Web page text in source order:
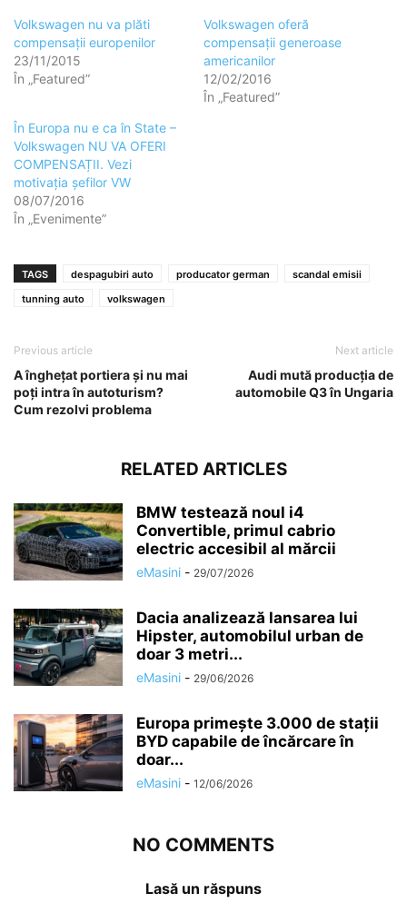
Volkswagen nu va plăti
compensații europenilor
23/11/2015
În „Featured”
Volkswagen oferă
compensații generoase
americanilor
12/02/2016
În „Featured”
În Europa nu e ca în State –
Volkswagen NU VA OFERI
COMPENSAȚII. Vezi
motivația șefilor VW
08/07/2016
În „Evenimente”
TAGS despagubiri auto producator german
scandal emisii
tunning auto
volkswagen
Previous article
A îngheţat portiera şi nu mai
poţi intra în autoturism?
Cum rezolvi problema
Next article
Audi mută producția de
automobile Q3 în Ungaria
RELATED ARTICLES
BMW testează noul i4
Convertible, primul cabrio
electric accesibil al mărcii
eMasini - 29/07/2026
Dacia analizează lansarea lui
Hipster, automobilul urban de
doar 3 metri...
eMasini - 29/06/2026
Europa primește 3.000 de stații
BYD capabile de încărcare în
doar...
eMasini - 12/06/2026
NO COMMENTS
Lasă un răspuns